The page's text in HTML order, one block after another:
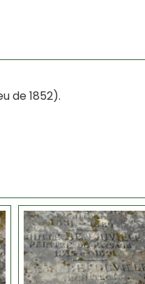
de 1852).